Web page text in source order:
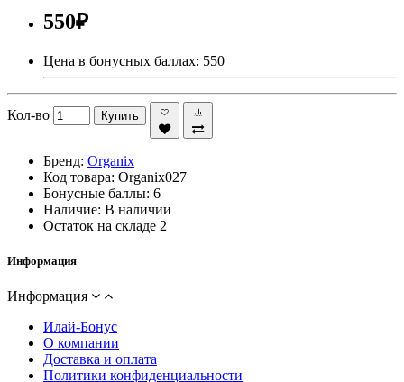
550₽
Цена в бонусных баллах: 550
Кол-во Купить
Бренд: Organix
Код товара: Organix027
Бонусные баллы: 6
Наличие: В наличии
Остаток на складе 2
Информация
Информация
Илай-Бонус
О компании
Доставка и оплата
Политики конфиденциальности